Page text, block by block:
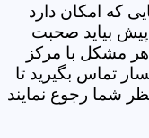
که امکان دارد
بیاید صحبت
مشکل با مرکز
تماس بگیرید تا
شما رجوع نمایند